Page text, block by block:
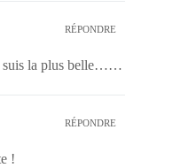
RÉPONDRE
suis la plus belle……
RÉPONDRE
!